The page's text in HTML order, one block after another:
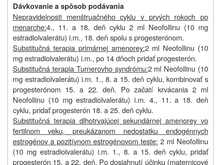
Dávkovanie a spôsob podávania
Nepravidelnosti menštruačného cyklu v prvých rokoch po
menarche:4., 11. a 18. deň cyklu 2 ml Neofollinu (10 mg
estradiolvalerátu) i.m., 18. deň spolu s progesterónom.
Substitučná terapia primárnej amenorey:2 ml Neofollinu (10
mg estradiolvalerátu) i.m., po 14 dňoch pridať progesterón.
Substitučná terapia Turnerovho syndrómu:2 ml Neofollinu (10
mg estradiolvalerátu) i.m. 1., 8. a 15. deň cyklu, kombinovať s
progesterónom 15. a 22. deň. Po začatí krvácania 2 ml
Neofollinu (10 mg estradiolvalerátu) i.m. 4., 11. a 18. deň
cyklu, pridať progesterón 18. a 25. deň cyklu.
Substitučná terapia dlhotrvajúcej sekundárnej amenorey vo
fertilnom veku, preukázanom nedostatku endogénnych
estrogénov a pozitívnom estrogénovom teste: 2 ml Neofollinu
(10 mg estradiolvalerátu) i.m. 1., 8. a 15. deň cyklu, pridať
progesterón 15. a 22. deň. Po dosiahnutí účinku (maternicové